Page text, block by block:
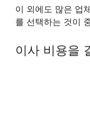
이 외에도 많은 업
를 선택하는 것이
이사 비용을